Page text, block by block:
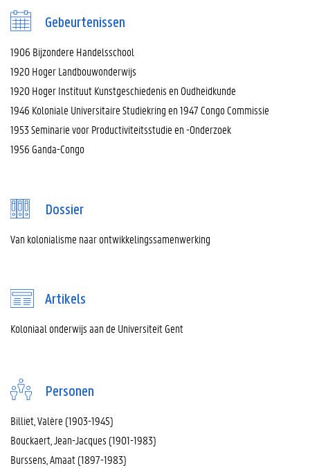
Gebeurtenissen
1906 Bijzondere Handelsschool
1920 Hoger Landbouwonderwijs
1920 Hoger Instituut Kunstgeschiedenis en Oudheidkunde
1946 Koloniale Universitaire Studiekring en 1947 Congo Commissie
1953 Seminarie voor Productiviteitsstudie en -Onderzoek
1956 Ganda-Congo
Dossier
Van kolonialisme naar ontwikkelingssamenwerking
Artikels
Koloniaal onderwijs aan de Universiteit Gent
Personen
Billiet, Valère (1903-1945)
Bouckaert, Jean-Jacques (1901-1983)
Burssens, Amaat (1897-1983)